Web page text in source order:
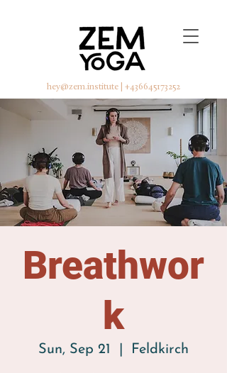
hey@zem.institute| +436645173252
Breathwor
k
Sun, Sep 21 Feldkirch